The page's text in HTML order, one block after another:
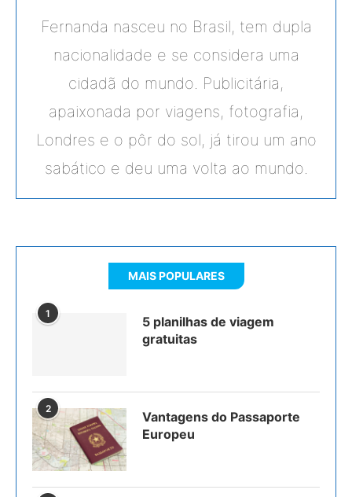
Fernanda nasceu no Brasil, tem dupla
nacionalidade e se considera uma
cidadã do mundo. Publicitária,
apaixonada por viagens, fotografia,
Londres e o pôr do sol, já tirou um ano
sabático e deu uma volta ao mundo.
MAIS POPULARES
1
5 planilhas de viagem
gratuitas
2
Vantagens do Passaporte
Europeu